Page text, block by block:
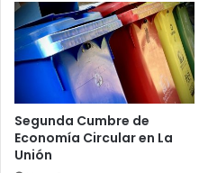
Segunda Cumbre de
Economía Circular en La
Unión